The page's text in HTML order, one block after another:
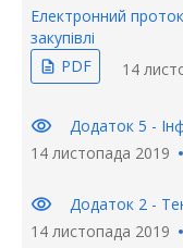
Електронний
закупівлі
description PDF 14
visibility
Додаток 5 -
14 листопада 2019
visibility
Додаток 2 -
14 листопада 2019